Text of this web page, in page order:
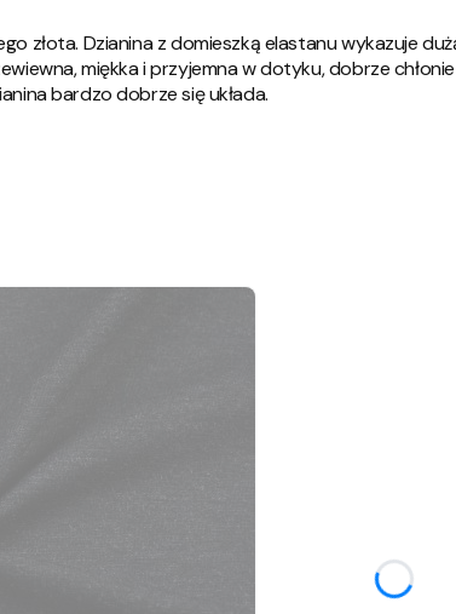
złota. Dzianina z domieszką elastanu wykazuje
miękka i przyjemna w dotyku, dobrze chłonie
bardzo dobrze się układa.